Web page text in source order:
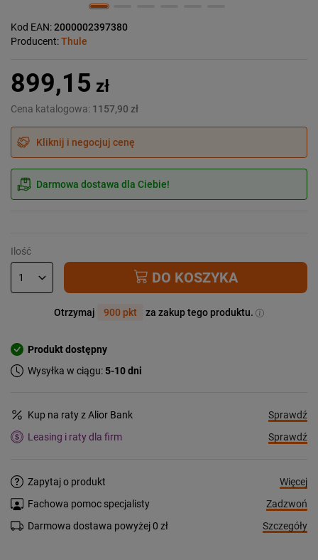
Kod EAN:2000002397380
Producent:Thule
899,15 zł
Cena katalogowa: 1157,90 zł
Kliknij i negocjuj cenę
Darmowa dostawa dla Ciebie!
Ilość
DO KOSZYKA
Otrzymaj 900 pkt za zakup tego produktu.
Produkt dostępny
Wysyłka w ciągu:5-10 dni
Kup na raty z Alior Bank
Sprawdź
Leasing i raty dla firm
Sprawdź
Zapytaj o produkt
Więcej
Fachowa pomoc specjalisty
Zadzwoń
Darmowa dostawa powyżej 0 zł
Szczegóły